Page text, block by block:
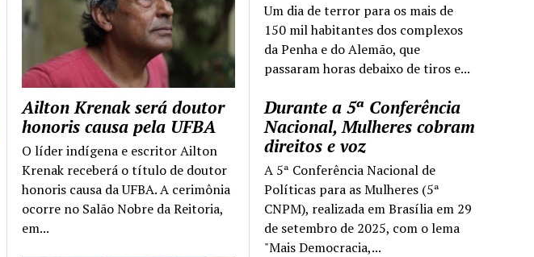
Um dia de terror para os mais de
150 mil habitantes dos complexos
da Penha e do Alemão, que
passaram horas debaixo de tiros e...
Durante a 5ª Conferência
Nacional, Mulheres cobram
direitos e voz
A 5ª Conferência Nacional de
Políticas para as Mulheres (5ª
CNPM), realizada em Brasília em 29
de setembro de 2025, com o lema
"Mais Democracia,...
Ailton Krenak será doutor
honoris causa pela UFBA
O líder indígena e escritor Ailton
Krenak receberá o título de doutor
honoris causa da UFBA. A cerimônia
ocorre no Salão Nobre da Reitoria,
em...